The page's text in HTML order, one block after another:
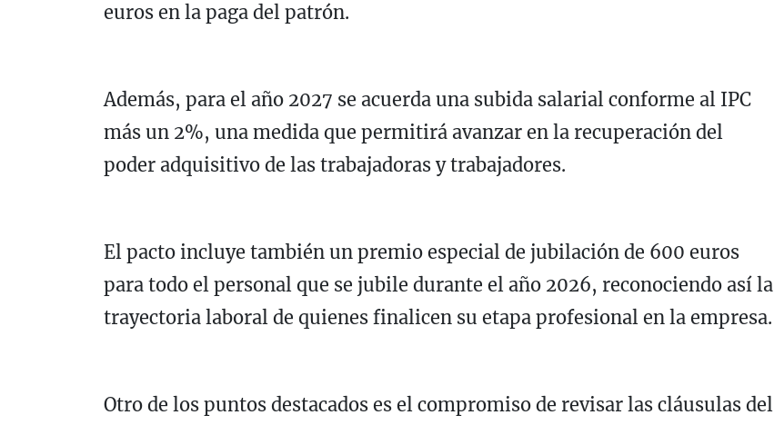
euros en la paga del patrón.
Además, para el año 2027 se acuerda una subida salarial conforme al IPC
más un 2%, una medida que permitirá avanzar en la recuperación del
poder adquisitivo de las trabajadoras y trabajadores.
El pacto incluye también un premio especial de jubilación de 600 euros
para todo el personal que se jubile durante el año 2026, reconociendo así la
trayectoria laboral de quienes finalicen su etapa profesional en la empresa.
Otro de los puntos destacados es el compromiso de revisar las cláusulas del